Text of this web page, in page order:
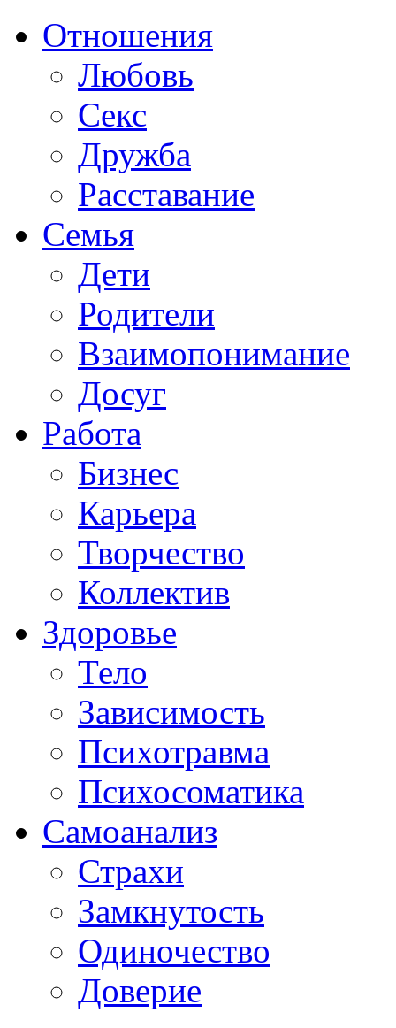
Отношения
Любовь
Секс
Дружба
Расставание
Семья
Дети
Родители
Взаимопонимание
Досуг
Работа
Бизнес
Карьера
Творчество
Коллектив
Здоровье
Тело
Зависимость
Психотравма
Психосоматика
Самоанализ
Страхи
Замкнутость
Одиночество
Доверие